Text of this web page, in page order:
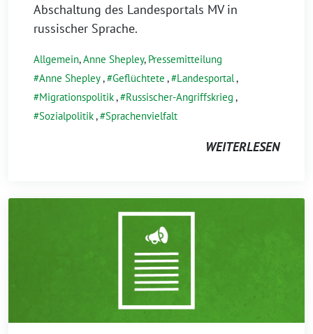
Abschaltung des Landesportals MV in
russischer Sprache.
Allgemein,Anne Shepley, Pressemitteilung
Anne Shepley, Geflüchtete , Landesportal ,
Migrationspolitik, Russischer-Angriffskrieg ,
Sozialpolitik, Sprachenvielfalt
WEITERLESEN